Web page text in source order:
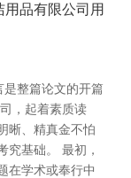
品有限公司用
整篇论文的开篇
，起着素质读
晰、精真金不怕
究基础。 最初，
在学术或奉行中